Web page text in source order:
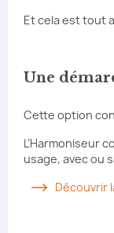
Et cela est tout
Une
Cette option
L’Harmoniseur
usage, avec ou
Découvrir